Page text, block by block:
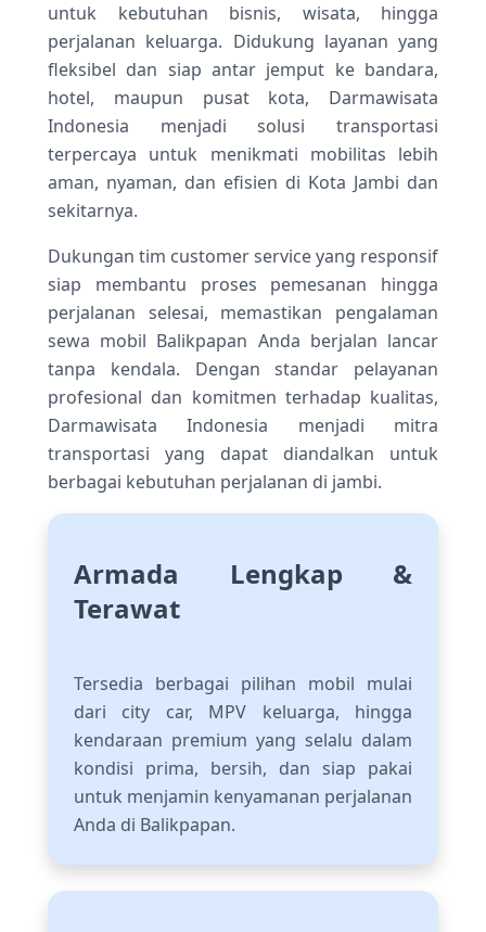
untuk kebutuhan bisnis, wisata, hingga
perjalanan keluarga. Didukung layanan yang
fleksibel dan siap antar jemput ke bandara,
hotel, maupun pusat kota, Darmawisata
Indonesia menjadi solusi transportasi
terpercaya untuk menikmati mobilitas lebih
aman, nyaman, dan efisien di Kota Jambi dan
sekitarnya.
Dukungan tim customer service yang responsif
siap membantu proses pemesanan hingga
perjalanan selesai, memastikan pengalaman
sewa mobil Balikpapan Anda berjalan lancar
tanpa kendala. Dengan standar pelayanan
profesional dan komitmen terhadap kualitas,
Darmawisata Indonesia menjadi mitra
transportasi yang dapat diandalkan untuk
berbagai kebutuhan perjalanan di jambi.
Armada Lengkap &
Terawat
Tersedia berbagai pilihan mobil mulai
dari city car, MPV keluarga, hingga
kendaraan premium yang selalu dalam
kondisi prima, bersih, dan siap pakai
untuk menjamin kenyamanan perjalanan
Anda di Balikpapan.